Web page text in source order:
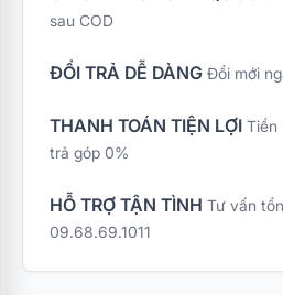
tối đa cho các bạn tân
nhập học, chương
trình ưu đãi đặc biệt
Sinh Viên – Sắm 4
Nhận 7" mang đến bộ
Kangaroo cao cấp với
mức chi phí tối ưu nhất
thiết thực.
sau COD
ĐỔI TRẢ DỄ DÀNG Đổi mới
THANH TOÁN TIỆN LỢI Tiền
trả góp 0%
HỖ TRỢ TẬN TÌNH Tư vấn
09.68.69.1011